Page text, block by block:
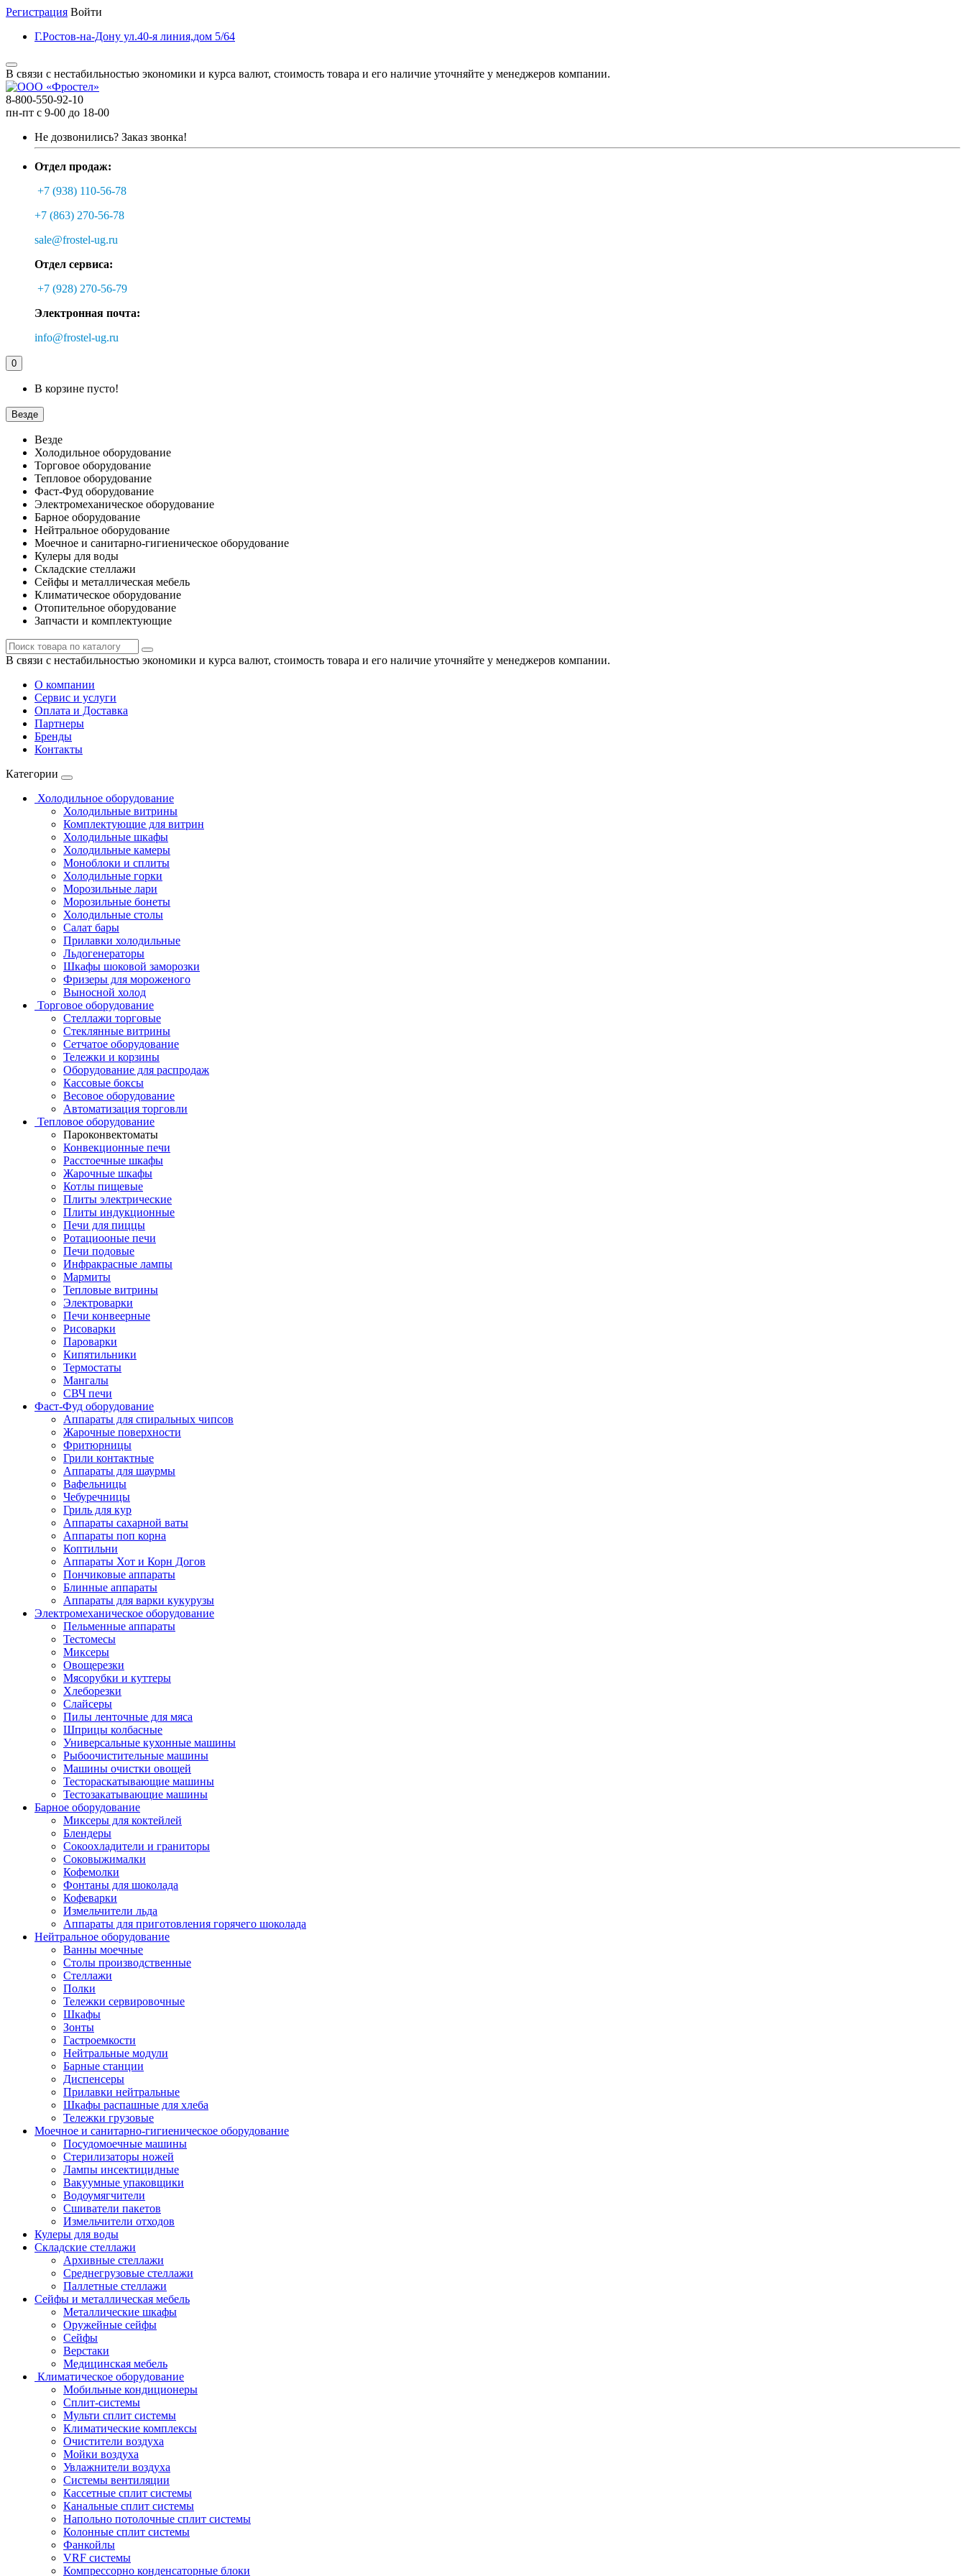
Регистрация Войти
Г.Ростов-на-Дону ул.40-я линия,дом 5/64
В связи с нестабильностью экономики и курса валют, стоимость товара и его наличие уточняйте у менеджеров компании.
8-800-550-92-10
пн-пт с 9-00 до 18-00
Не дозвонились? Заказ звонка!
Отдел продаж:
+7 (938) 110-56-78
+7 (863) 270-56-78
sale@frostel-ug.ru
Отдел сервиса:
+7 (928) 270-56-79
Электронная почта:
info@frostel-ug.ru
0
В корзине пусто!
Везде
Везде
Холодильное оборудование
Торговое оборудование
Тепловое оборудование
Фаст-Фуд оборудование
Электромеханическое оборудование
Барное оборудование
Нейтральное оборудование
Моечное и санитарно-гигиеническое оборудование
Кулеры для воды
Складские стеллажи
Сейфы и металлическая мебель
Климатическое оборудование
Отопительное оборудование
Запчасти и комплектующие
В связи с нестабильностью экономики и курса валют, стоимость товара и его наличие уточняйте у менеджеров компании.
О компании
Сервис и услуги
Оплата и Доставка
Партнеры
Бренды
Контакты
Категории
Холодильное оборудование
Холодильные витрины
Комплектующие для витрин
Холодильные шкафы
Холодильные камеры
Моноблоки и сплиты
Холодильные горки
Морозильные лари
Морозильные бонеты
Холодильные столы
Салат бары
Прилавки холодильные
Льдогенераторы
Шкафы шоковой заморозки
Фризеры для мороженого
Выносной холод
Торговое оборудование
Стеллажи торговые
Стеклянные витрины
Сетчатое оборудование
Тележки и корзины
Оборудование для распродаж
Кассовые боксы
Весовое оборудование
Автоматизация торговли
Тепловое оборудование
Пароконвектоматы
Конвекционные печи
Расстоечные шкафы
Жарочные шкафы
Котлы пищевые
Плиты электрические
Плиты индукционные
Печи для пиццы
Ротациооные печи
Печи подовые
Инфракрасные лампы
Мармиты
Тепловые витрины
Электроварки
Печи конвеерные
Рисоварки
Пароварки
Кипятильники
Термостаты
Мангалы
СВЧ печи
Фаст-Фуд оборудование
Аппараты для спиральных чипсов
Жарочные поверхности
Фритюрницы
Грили контактные
Аппараты для шаурмы
Вафельницы
Чебуречницы
Гриль для кур
Аппараты сахарной ваты
Аппараты поп корна
Коптильни
Аппараты Хот и Корн Догов
Пончиковые аппараты
Блинные аппараты
Аппараты для варки кукурузы
Электромеханическое оборудование
Пельменные аппараты
Тестомесы
Миксеры
Овощерезки
Мясорубки и куттеры
Хлеборезки
Слайсеры
Пилы ленточные для мяса
Шприцы колбасные
Универсальные кухонные машины
Рыбоочистительные машины
Машины очистки овощей
Тестораскатывающие машины
Тестозакатывающие машины
Барное оборудование
Миксеры для коктейлей
Блендеры
Сокоохладители и граниторы
Соковыжималки
Кофемолки
Фонтаны для шоколада
Кофеварки
Измельчители льда
Аппараты для приготовления горячего шоколада
Нейтральное оборудование
Ванны моечные
Столы производственные
Стеллажи
Полки
Тележки сервировочные
Шкафы
Зонты
Гастроемкости
Нейтральные модули
Барные станции
Диспенсеры
Прилавки нейтральные
Шкафы распашные для хлеба
Тележки грузовые
Моечное и санитарно-гигиеническое оборудование
Посудомоечные машины
Стерилизаторы ножей
Лампы инсектицидные
Вакуумные упаковщики
Водоумягчители
Сшиватели пакетов
Измельчители отходов
Кулеры для воды
Складские стеллажи
Архивные стеллажи
Среднегрузовые стеллажи
Паллетные стеллажи
Сейфы и металлическая мебель
Металлические шкафы
Оружейные сейфы
Сейфы
Верстаки
Медицинская мебель
Климатическое оборудование
Мобильные кондиционеры
Сплит-системы
Мульти сплит системы
Климатические комплексы
Очистители воздуха
Мойки воздуха
Увлажнители воздуха
Системы вентиляции
Кассетные сплит системы
Канальные сплит системы
Напольно потолочные сплит системы
Колонные сплит системы
Фанкойлы
VRF системы
Компрессорно конденсаторные блоки